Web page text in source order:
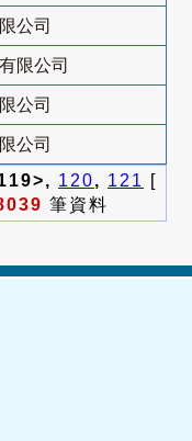
公司
限公司
公司
公司
120, 121
[
筆資料